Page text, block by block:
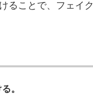
ることで、フェイ
。